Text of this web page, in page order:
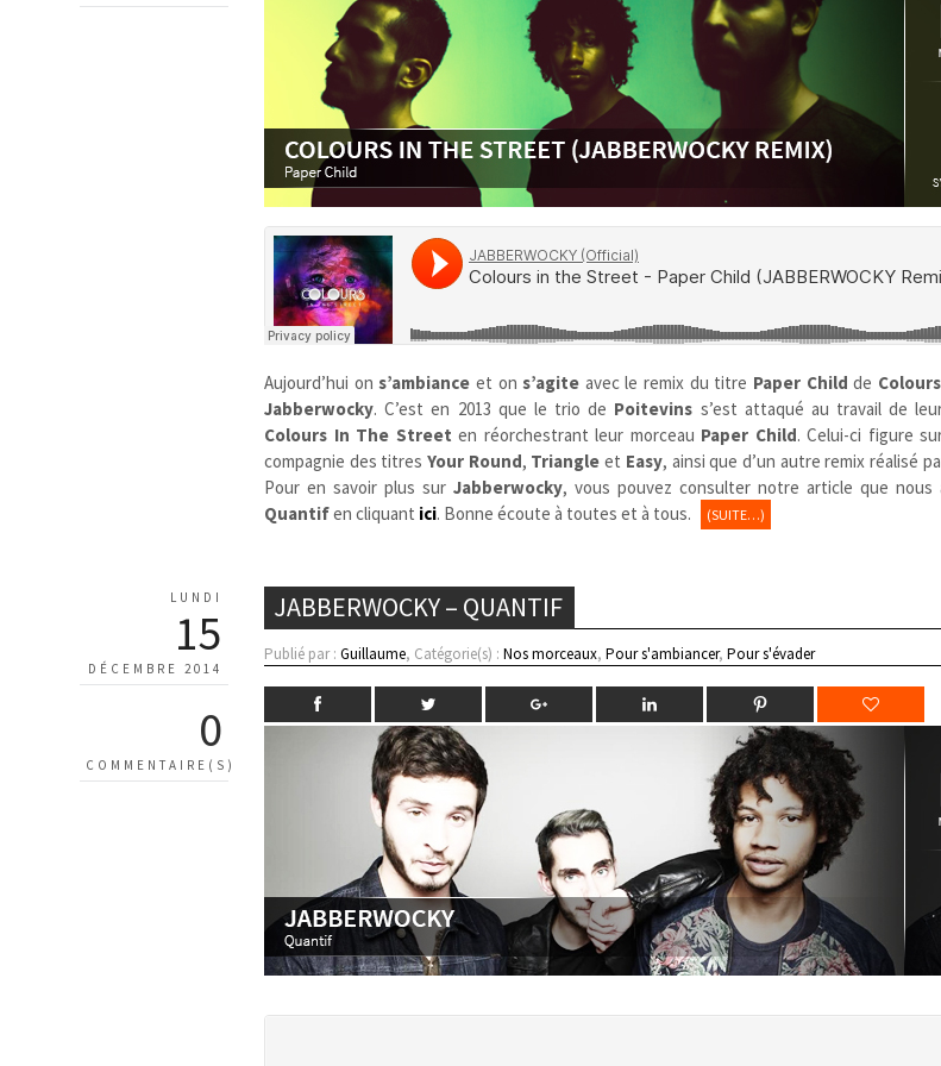
Aujourd’hui ons’ambiance et ons’agite avec le remix du titre Paper Child de
Jabberwocky. C’est en 2013 que le trio de Poitevins s’est attaqué au travail de
Colours In The Street en réorchestrant leur morceau Paper Child. Celui-ci figure
compagnie des titresYour Round, Triangle et Easy, ainsi que d’un autre remix réalisé
Pour en savoir plus surJabberwocky, vous pouvez consulter notre article que
Quantifen cliquant ici. Bonne écoute à toutes et à tous. (SUITE…)
LUNDI
15
DÉCEMBRE 2014
0
COMMENTAIRE(S)
JABBERWOCKY – QUANTIF
Publié par :Guillaume, Catégorie(s) :Nos morceaux,Pour s'ambiancer,Pour s'évader